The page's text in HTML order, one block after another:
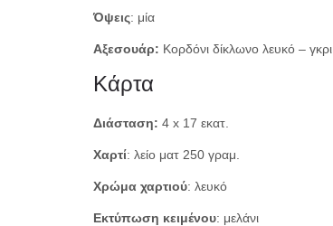
Όψεις: μία
Αξεσουάρ: Κορδόνι δίκλωνο λευκό – γκρι
Κάρτα
Διάσταση: 4 x 17 εκατ.
Χαρτί: λείο ματ 250 γραμ.
Χρώμα χαρτιού: λευκό
Εκτύπωση κειμένου: μελάνι